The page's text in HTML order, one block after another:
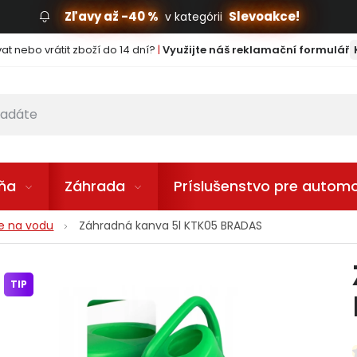
Zľavy až -40 % v kategórii Slevoakce!
nebo vrátit zboží do 14 dní? | Využijte náš reklamační formulář
Záhrada Príslušenstvo pre
na vodu Záhradná kanva 5l KTK05 BRADAS
TIP